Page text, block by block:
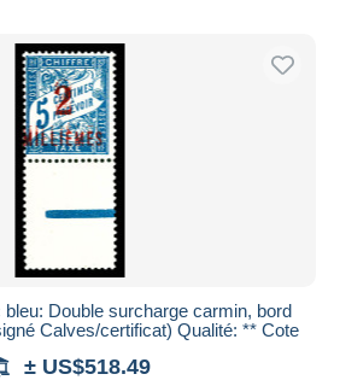
Double surcharge carmin, bord
Calves/certificat) Qualité: ** Cote
± US$518.49